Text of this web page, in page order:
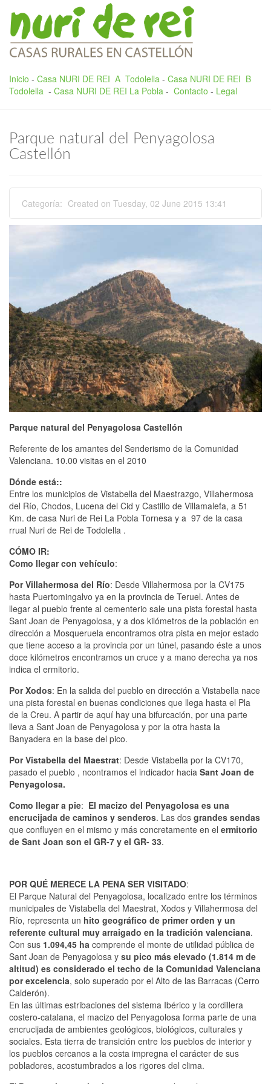
Pasar al contenido principal
Inicio - Casa NURI DE REI A Todolella - Casa NURI DE REI B
Todolella - Casa NURI DE REI La Pobla - Contacto - Legal
Parque natural del Penyagolosa
Castellón
Categoría: Created on Tuesday, 02 June 2015 13:41
Parque natural del Penyagolosa Castellón
Referente de los amantes del Senderismo de la Comunidad
Valenciana. 10.00 visitas en el 2010
Dónde está::
Entre los municipios de Vistabella del Maestrazgo, Villahermosa
del Río, Chodos, Lucena del Cid y Castillo de Villamalefa, a 51
Km. de casa Nuri de Rei La Pobla Tornesa y a 97 de la casa
rrual Nuri de Rei de Todolella .
CÓMO IR:
Como llegar con vehículo:
Por Villahermosa del Río: Desde Villahermosa por la CV175
hasta Puertomingalvo ya en la provincia de Teruel. Antes de
llegar al pueblo frente al cementerio sale una pista forestal hasta
Sant Joan de Penyagolosa, y a dos kilómetros de la población en
dirección a Mosqueruela encontramos otra pista en mejor estado
que tiene acceso a la provincia por un túnel, pasando éste a unos
doce kilómetros encontramos un cruce y a mano derecha ya nos
indica el ermitorio.
Por Xodos: En la salida del pueblo en dirección a Vistabella nace
una pista forestal en buenas condiciones que llega hasta el Pla
de la Creu. A partir de aquí hay una bifurcación, por una parte
lleva a Sant Joan de Penyagolosa y por la otra hasta la
Banyadera en la base del pico.
Por Vistabella del Maestrat: Desde Vistabella por la CV170,
pasado el pueblo , ncontramos el indicador hacia Sant Joan de
Penyagolosa.
Como llegar a pie: El macizo del Penyagolosa es una
encrucijada de caminos y senderos. Las dos grandes sendas
que confluyen en el mismo y más concretamente en el ermitorio
de Sant Joan son el GR-7 y el GR- 33.
POR QUÉ MERECE LA PENA SER VISITADO:
El Parque Natural del Penyagolosa, localizado entre los términos
municipales de Vistabella del Maestrat, Xodos y Villahermosa del
Río, representa un hito geográfico de primer orden y un
referente cultural muy arraigado en la tradición valenciana.
Con sus 1.094,45 ha comprende el monte de utilidad pública de
Sant Joan de Penyagolosa y su pico más elevado (1.814 m de
altitud) es considerado el techo de la Comunidad Valenciana
por excelencia, solo superado por el Alto de las Barracas (Cerro
Calderón).
En las últimas estribaciones del sistema Ibérico y la cordillera
costero-catalana, el macizo del Penyagolosa forma parte de una
encrucijada de ambientes geológicos, biológicos, culturales y
sociales. Esta tierra de transición entre los pueblos de interior y
los pueblos cercanos a la costa impregna el carácter de sus
pobladores, acostumbrados a los rigores del clima.